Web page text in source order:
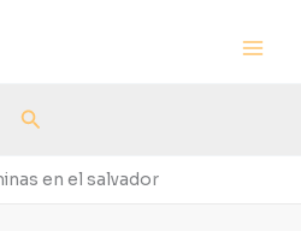
Buscar
en el salvador